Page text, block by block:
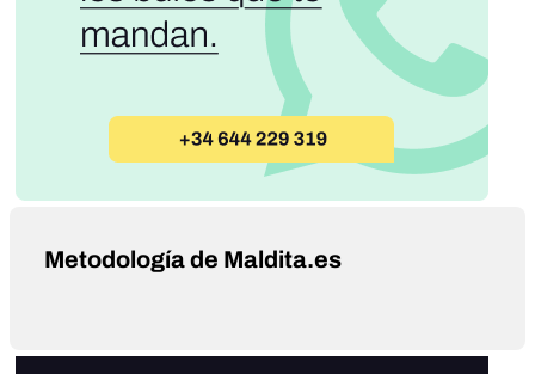
Metodología de Maldita.es